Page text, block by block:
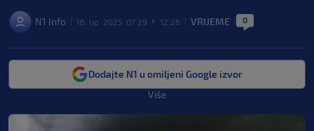
N1 Info 16. lip. 2025. 07:29 > 12:26 VRIJEME 0
Dodajte N1 u omiljeni Google izvor
Više